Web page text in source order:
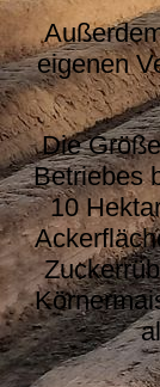
eigenen
Die
Betriebes
10